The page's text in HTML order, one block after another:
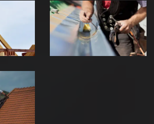
de
Travaux de
zinguerie 39
Jura
39